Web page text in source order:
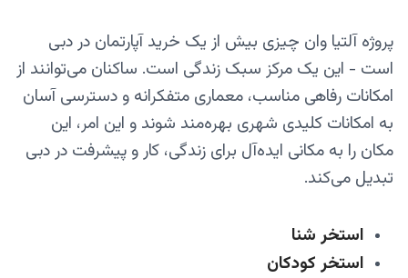
پروژه آلتیا وان چیزی بیش از یک خرید آپارتمان در دبی
است - این یک مرکز سبک زندگی است. ساکنان می‌توانند از
امکانات رفاهی مناسب، معماری متفکرانه و دسترسی آسان
به امکانات کلیدی شهری بهره‌مند شوند و این امر، این
مکان را به مکانی ایده‌آل برای زندگی، کار و پیشرفت در دبی
تبدیل می‌کند.
استخر شنا
استخر کودکان